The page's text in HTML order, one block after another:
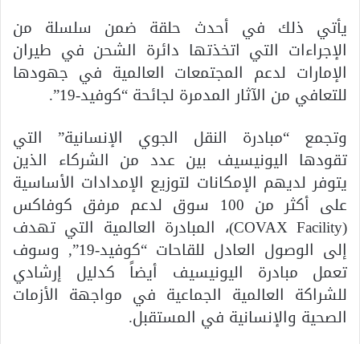
يأتي ذلك في أحدث حلقة ضمن سلسلة من
الإجراءات التي اتخذتها دائرة الشحن في طيران
الإمارات لدعم المجتمعات العالمية في جهودها
للتعافي من الآثار المدمرة لجائحة “كوفيد-19”.
وتجمع “مبادرة النقل الجوي الإنسانية” التي
تقودها اليونيسيف بين عدد من الشركاء الذين
يتوفر لديهم الإمكانات لتوزيع الإمدادات الأساسية
على أكثر من 100 سوق لدعم مرفق كوفاكس
(COVAX Facility)، المبادرة العالمية التي تهدف
إلى الوصول العادل للقاحات “كوفيد-19”, وسوف
تعمل مبادرة اليونيسيف أيضاً كدليل إرشادي
للشراكة العالمية الجماعية في مواجهة الأزمات
الصحية والإنسانية في المستقبل.